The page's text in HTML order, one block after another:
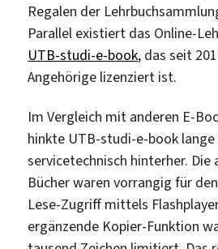
Regalen der
Parallel existiert das Online-
UTB-studi-e-book, das seit
Angehörige lizenziert ist.
Im Vergleich mit anderen E-
hinkte UTB-studi-e-book
servicetechnisch hinterher. Die
Bücher waren vorrangig für
Lese-Zugriff mittels
ergänzende Kopier-Funktion